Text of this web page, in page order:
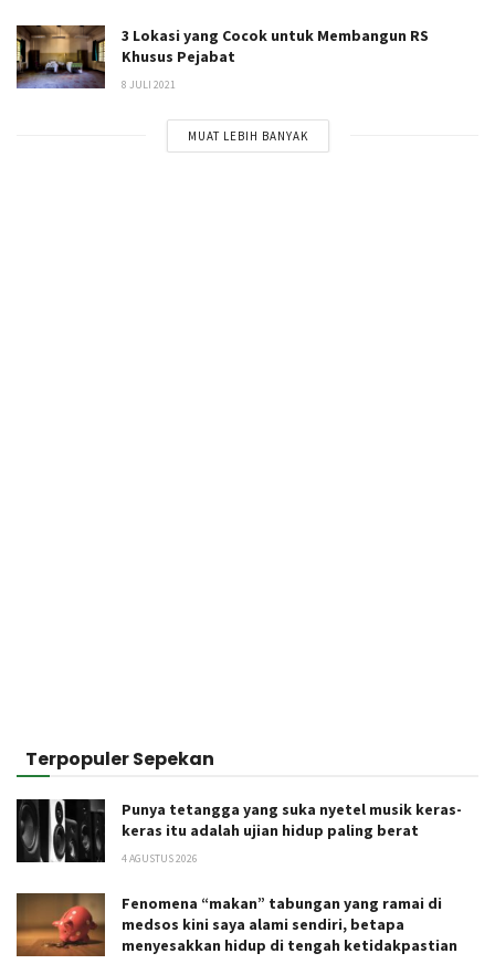
3 Lokasi yang Cocok untuk Membangun RS
Khusus Pejabat
8 JULI 2021
MUAT LEBIH BANYAK
Terpopuler Sepekan
Punya tetangga yang suka nyetel musik keras-
keras itu adalah ujian hidup paling berat
4 AGUSTUS 2026
Fenomena “makan” tabungan yang ramai di
medsos kini saya alami sendiri, betapa
menyesakkan hidup di tengah ketidakpastian